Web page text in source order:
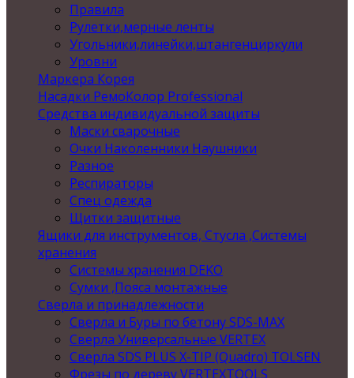
Правила
Рулетки,мерные ленты
Угольники,линейки,штангенциркули
Уровни
Маркера Корея
Насадки РемоКолор Professional
Средства индивидуальной защиты
Маски сварочные
Очки Наколенники Наушники
Разное
Респираторы
Спец одежда
Щитки защитные
Ящики для инструментов, Стусла ,Системы
хранения
Системы хранения DEKO
Сумки ,Пояса монтажные
Сверла и принадлежности
Сверла и Буры по бетону SDS-MAX
Сверла Универсальные VERTEX
Сверла SDS PLUS X-TIP (Quadro) TOLSEN
Фрезы по дереву VERTEXTOOLS